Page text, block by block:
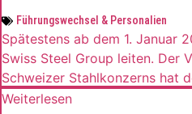
Führungswechsel & Personalien
Spätestens ab dem 1. Januar
Swiss Steel Group leiten. Der
Schweizer Stahlkonzerns hat
zum künftigen CEO ernannt.
Weiterlesen